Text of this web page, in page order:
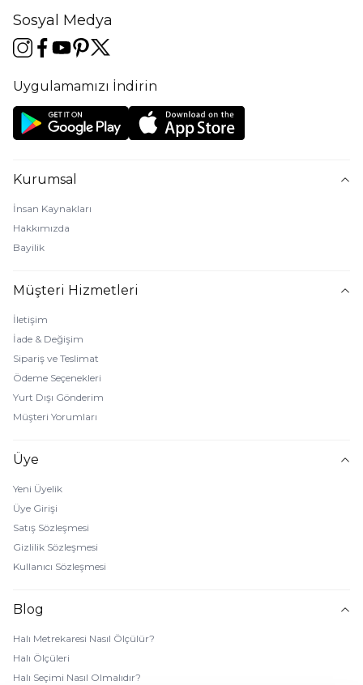
Sosyal Medya
Uygulamamızı İndirin
Kurumsal
İnsan Kaynakları
Hakkımızda
Bayilik
Müşteri Hizmetleri
İletişim
İade & Değişim
Sipariş ve Teslimat
Ödeme Seçenekleri
Yurt Dışı Gönderim
Müşteri Yorumları
Üye
Yeni Üyelik
Üye Girişi
Satış Sözleşmesi
Gizlilik Sözleşmesi
Kullanıcı Sözleşmesi
Blog
Halı Metrekaresi Nasıl Ölçülür?
Halı Ölçüleri
Halı Seçimi Nasıl Olmalıdır?